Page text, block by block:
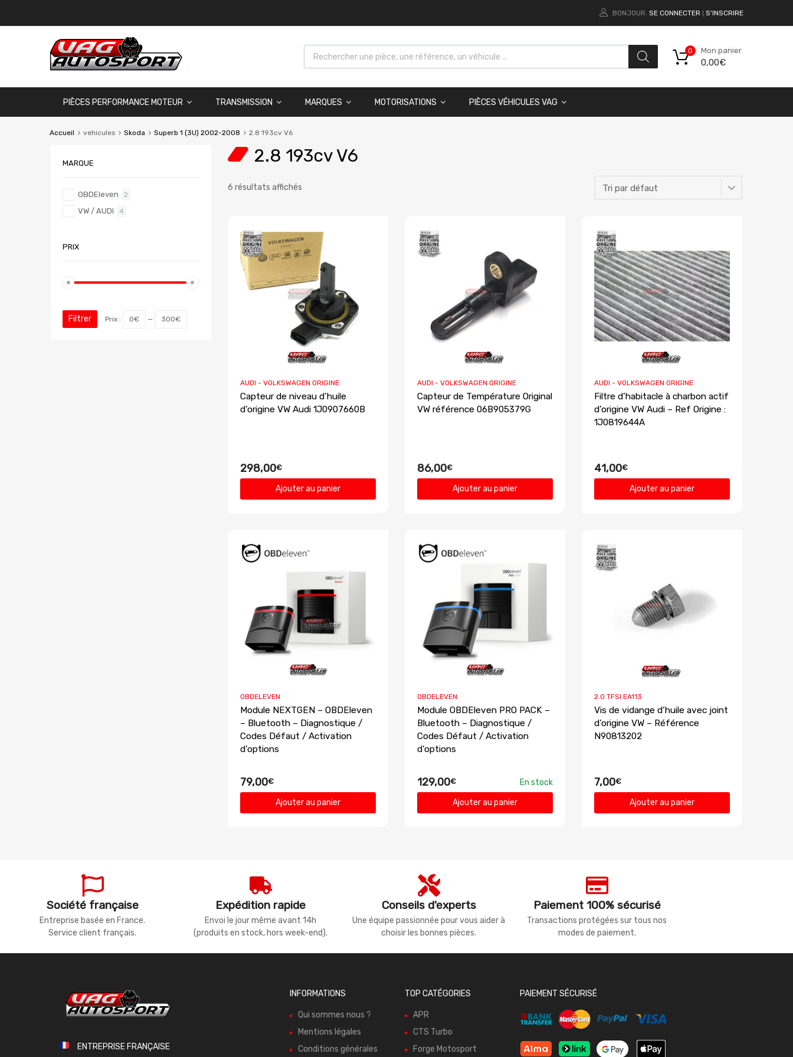
BONJOUR. SE CONNECTER S'INSCRIRE
Mon panier
0,00€
0
PIÈCES PERFORMANCE MOTEUR TRANSMISSION MARQUES MOTORISATIONS PIÈCES VÉHICULES VAG
Accueil vehicules Skoda Superb 1 (3U) 2002-2008 2.8 193cv V6
2.8 193cv V6
6 résultats affichés
AUDI - VOLKSWAGEN ORIGINE
Capteur de niveau d’huile
d’origine VW Audi 1J0907660B
298,00€
Ajouter au panier
AUDI - VOLKSWAGEN ORIGINE
Capteur de Température Original
VW référence 06B905379G
86,00€
Ajouter au panier
AUDI - VOLKSWAGEN ORIGINE
Filtre d’habitacle à charbon actif
d’origine VW Audi – Ref Origine :
1J0819644A
41,00€
Ajouter au panier
OBDELEVEN
Module NEXTGEN – OBDEleven
– Bluetooth – Diagnostique /
Codes Défaut / Activation
d’options
79,00€
Ajouter au panier
OBDELEVEN
Module OBDEleven PRO PACK –
Bluetooth – Diagnostique /
Codes Défaut / Activation
d’options
129,00€
En stock
Ajouter au panier
2.0 TFSI EA113
Vis de vidange d’huile avec joint
d’origine VW – Référence
N90813202
7,00€
Ajouter au panier
MARQUE
OBDEleven 2
VW / AUDI 4
PRIX
Filtrer Prix : 0€ — 300€
Société française
Entreprise basée en France.
Service client français.
Expédition rapide
Envoi le jour même avant 14h
(produits en stock, hors week-end).
Conseils d'experts
Une équipe passionnée pour vous aider à
choisir les bonnes pièces.
Paiement 100% sécurisé
Transactions protégées sur tous nos
modes de paiement.
ENTREPRISE FRANÇAISE
INFORMATIONS
Qui sommes nous ?
Mentions légales
Conditions générales
TOP CATÉGORIES
APR
CTS Turbo
Forge Motosport
PAIEMENT SÉCURISÉ